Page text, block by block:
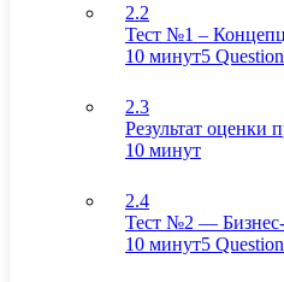
2.2
Тест №1 –
10 минут5
2.3
Результат оценки
10 минут
2.4
Тест №2 —
10 минут5